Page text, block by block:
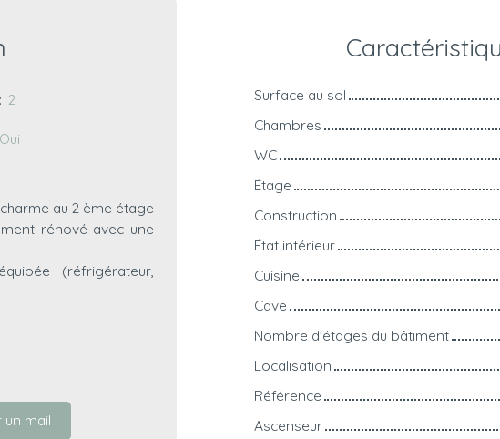
2
Oui
au 2 ème étage
rénové avec une
(réfrigérateur,
un mail
Surface au sol
Chambres
WC
Étage
Construction
État intérieur
Cuisine
Cave
Nombre d'étages du bâtiment
Localisation
Référence
Ascenseur